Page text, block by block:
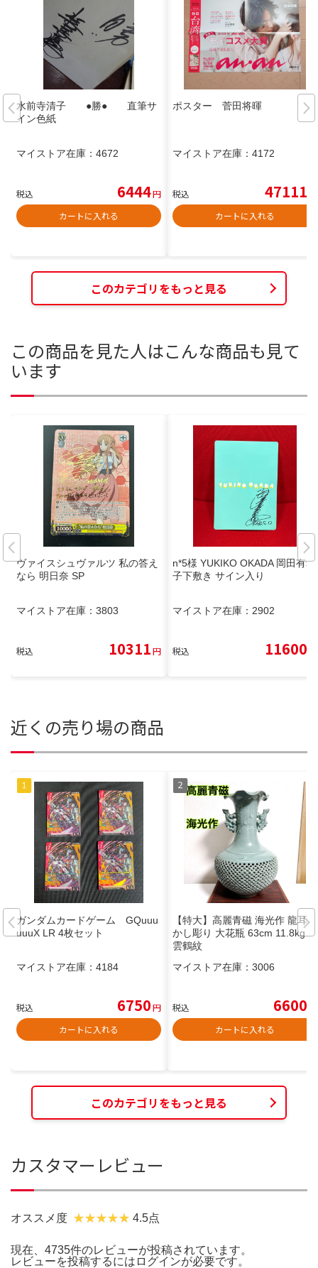
水前寺清子 ●勝● 直筆サ
イン色紙
マイストア在庫： 4672
税込 6444円
カートに入れる
ポスター 菅田将暉
マイストア在庫： 4172
税込 47111
カートに入れる
このカテゴリをもっと見る
この商品を見た人はこんな商品も見て
います
ヴァイスシュヴァルツ 私の答え
なら 明日奈 SP
マイストア在庫： 3803
税込 10311円
n*5様 YUKIKO OKADA 岡田有希
子下敷き サイン入り
マイストア在庫： 2902
税込 11600
近くの売り場の商品
ガンダムカードゲーム GQuuu
uuuX LR 4枚セット
マイストア在庫： 4184
税込 6750円
カートに入れる
【特大】高麗青磁 海光作 龍耳透
かし彫り 大花瓶 63cm 11.8kg
雲鶴紋
マイストア在庫： 3006
税込 6600
カートに入れる
このカテゴリをもっと見る
カスタマーレビュー
オススメ度 4.5点
現在、4735件のレビューが投稿されています。
レビューを投稿するには ログインが必要です。